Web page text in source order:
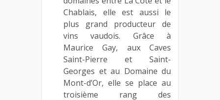
Chablais, elle est aussi le
plus grand producteur de
vins vaudois. Grâce à
Maurice Gay, aux Caves
Saint-Pierre et Saint-
Georges et au Domaine du
Mont-d’Or, elle se place au
troisième rang des